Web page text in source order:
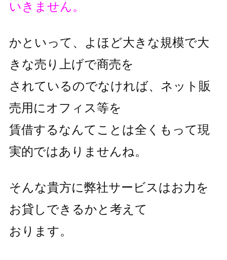
いきません。
かといって、よほど大きな規模で大
きな売り上げで商売を
されているのでなければ、ネット販
売用にオフィス等を
賃借するなんてことは全くもって現
実的ではありませんね。
そんな貴方に弊社サービスはお力を
お貸しできるかと考えて
おります。